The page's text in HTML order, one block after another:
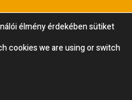
élmény érdekében sütiket
cookies we are using or switch